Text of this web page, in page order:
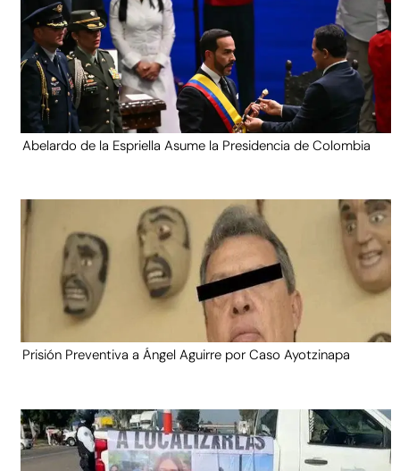
Abelardo de la Espriella Asume la Presidencia de Colombia
Prisión Preventiva a Ángel Aguirre por Caso Ayotzinapa